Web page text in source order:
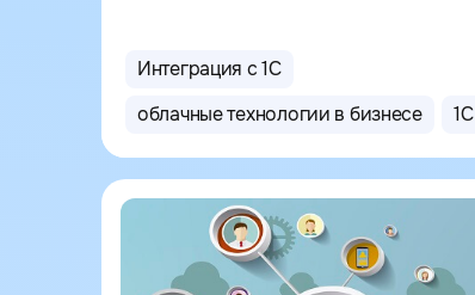
Интеграция с 1С
облачные технологии в бизнесе
1С